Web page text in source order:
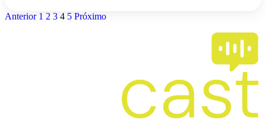
Anterior 1 2 3 4 5 Próximo